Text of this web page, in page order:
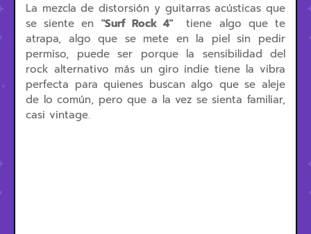
La mezcla de distorsión y guitarras acústicas que
se siente en "Surf Rock 4"
tiene algo que te
atrapa, algo que se mete en la piel sin pedir
permiso, puede ser porque la sensibilidad del
rock alternativo más un giro indie tiene la vibra
perfecta para quienes buscan algo que se aleje
de lo común, pero que a la vez se sienta familiar,
casi vintage.